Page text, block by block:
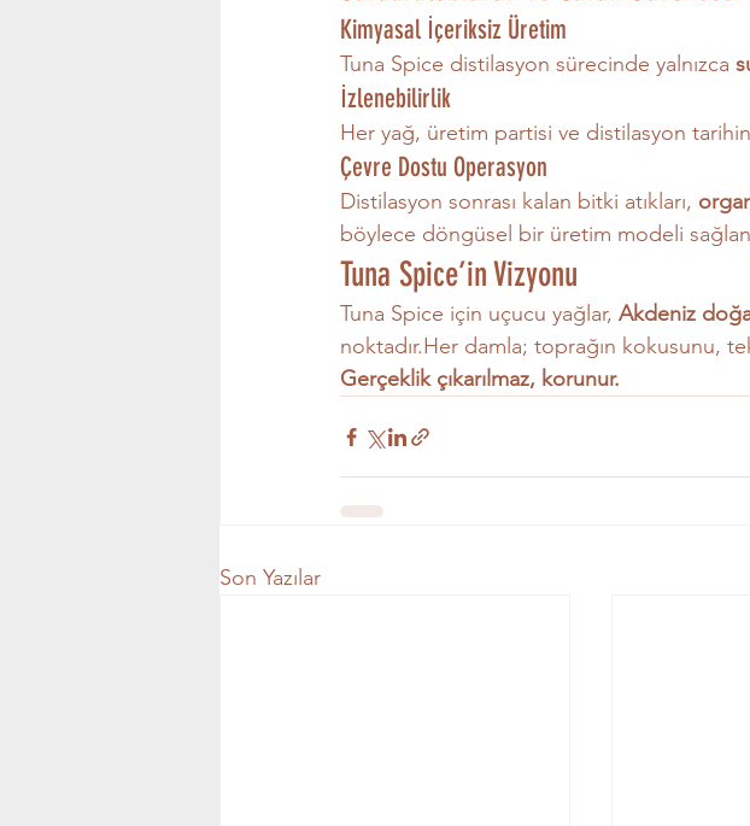
Kimyasal İçeriksiz Üretim
Tuna Spice distilasyon sürecinde yalnızca
İzlenebilirlik
Her yağ, üretim partisi ve distilasyon
Çevre Dostu Operasyon
Distilasyon sonrası kalan bitki atıkları,
böylece döngüsel bir üretim modeli
Tuna Spice’in Vizyonu
Tuna Spice için uçucu yağlar, Akdeniz
noktadır.Her damla; toprağın kokusunu,
Gerçeklik çıkarılmaz, korunur.
Son Yazılar